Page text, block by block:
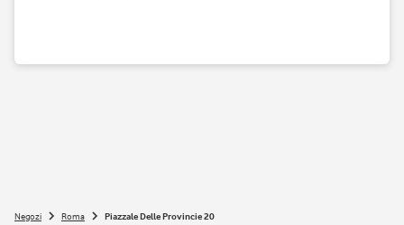
Negozi Roma Piazzale Delle Provincie 20